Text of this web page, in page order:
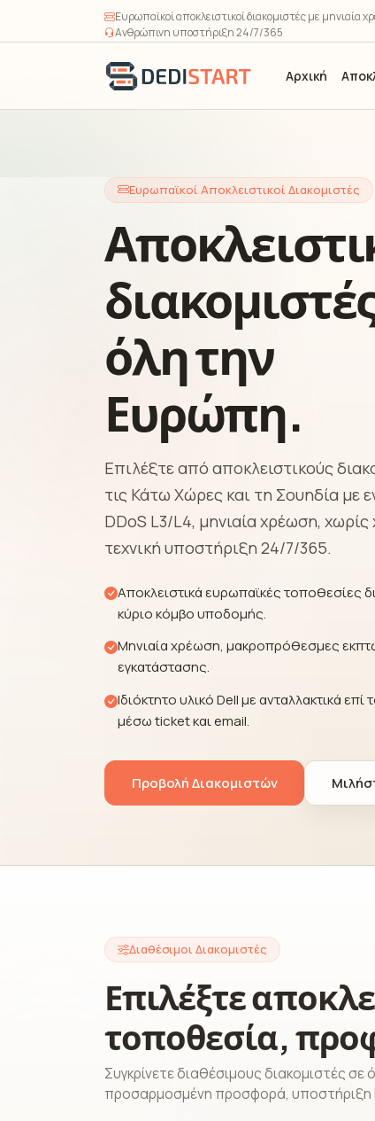
Ευρωπαϊκοί αποκλειστικοί διακομιστές με
Ανθρώπινη υποστήριξη 24/7/365
Αρχική
Ευρωπαϊκοί Αποκλειστικοί Διακομιστές
όλη την
Ευρώπη.
Επιλέξτε από αποκλειστικούς
τις Κάτω Χώρες και τη Σουηδία με
DDoS L3/L4, μηνιαία χρέωση,
τεχνική υποστήριξη 24/7/365.
Αποκλειστικά ευρωπαϊκές τοποθεσίες
κύριο κόμβο υποδομής.
Μηνιαία χρέωση, μακροπρόθεσμες
εγκατάστασης.
Ιδιόκτητο υλικό Dell με ανταλλακτικά
μέσω ticket και email.
Προβολή Διακομιστών
Διαθέσιμοι Διακομιστές
Επιλέξτε
τοποθεσία,
Συγκρίνετε διαθέσιμους διακομιστές
προσαρμοσμένη προσφορά, υποστήριξη